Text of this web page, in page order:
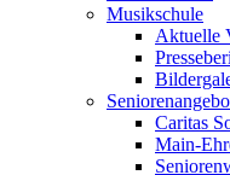
Musikschule
Aktuelle
Caritas
Main-